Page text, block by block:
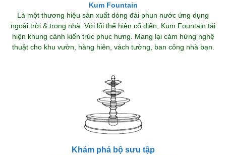
Kum Fountain
Là một thương hiệu sản xuất dòng đài phun nước ứng dụng
ngoài trời & trong nhà. Với lối thể hiện cổ điển, Kum Fountain tái
hiện khung cảnh kiến trúc phục hưng. Mang lại cảm hứng nghệ
thuật cho khu vườn, hàng hiên, vách tường, ban công nhà bạn.
Khám phá bộ sưu tập